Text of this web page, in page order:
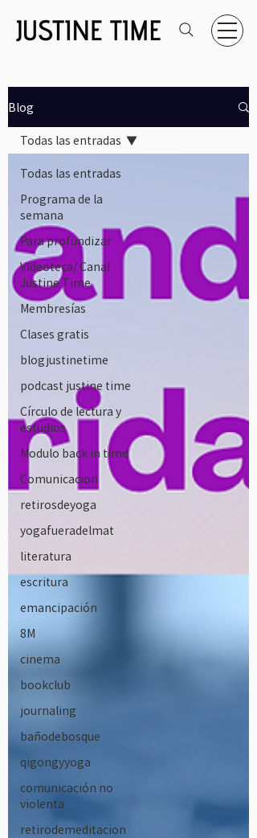
Blog
Todas las entradas
Programa de la
semana
Para profundizar
Videoteca/ Canal
Justine Time
Membresías
Clases gratis
blogjustinetime
podcast justine time
Círculo de lectura y
estudios
Modulo back in time
Comunicacion
retirosdeyoga
yogafueradelmat
literatura
escritura
emancipación
8M
cinema
bookclub
journaling
bañodebosque
qigongyyoga
comunicación no
violenta
retirodemeditacion
Todas las entradas